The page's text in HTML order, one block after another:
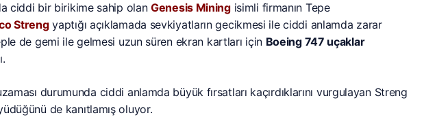
ciddi bir birikime sahip olanGenesis Miningisimli firmanın Tepe
Strengyaptığı açıklamada sevkiyatların gecikmesi ile ciddi anlamda zarar
de gemi ile gelmesi uzun süren ekran kartları için Boeing 747 uçaklar
durumunda ciddi anlamda büyük fırsatları kaçırdıklarını vurgulayan Streng
de kanıtlamış oluyor.